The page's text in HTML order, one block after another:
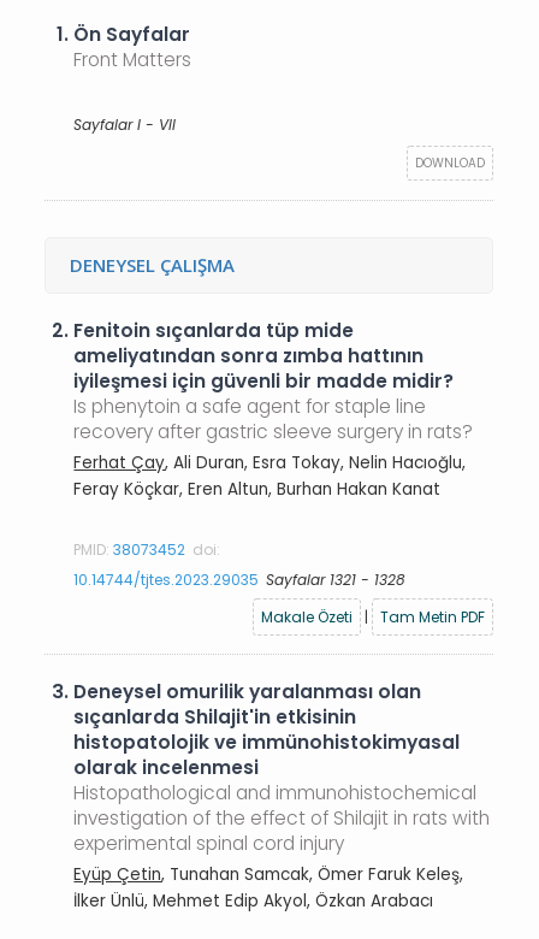
1. Ön Sayfalar
Front Matters
Sayfalar I - VII
DOWNLOAD
DENEYSEL ÇALIŞMA
2. Fenitoin sıçanlarda tüp mide
ameliyatından sonra zımba hattının
iyileşmesi için güvenli bir madde midir?
Is phenytoin a safe agent for staple line
recovery after gastric sleeve surgery in rats?
Ferhat Çay, Ali Duran, Esra Tokay, Nelin Hacıoğlu,
Feray Köçkar, Eren Altun, Burhan Hakan Kanat
PMID:38073452 doi:
10.14744/tjtes.2023.29035 Sayfalar 1321 - 1328
Makale Özeti
| Tam Metin PDF
3. Deneysel omurilik yaralanması olan
sıçanlarda Shilajit'in etkisinin
histopatolojik ve immünohistokimyasal
olarak incelenmesi
Histopathological and immunohistochemical
investigation of the effect of Shilajit in rats with
experimental spinal cord injury
Eyüp Çetin, Tunahan Samcak, Ömer Faruk Keleş,
İlker Ünlü, Mehmet Edip Akyol, Özkan Arabacı